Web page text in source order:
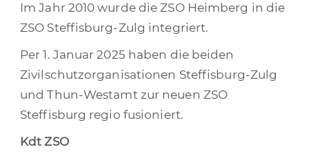
Im Jahr 2010 wurde die ZSO Heimberg in die
ZSO Steffisburg-Zulg integriert.
Per 1. Januar 2025 haben die beiden
Zivilschutzorganisationen Steffisburg-Zulg
und Thun-Westamt zur neuen ZSO
Steffisburg regio fusioniert.
Kdt ZSO